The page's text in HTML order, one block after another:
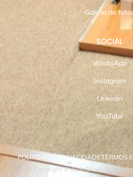
Galeria de
SOCIAL
WhatsApp
Instagram
Linkedin
YouTube
POLÍTICA DE PRIVACIDADETERMOS
Copyright © AulaShow. Todos os